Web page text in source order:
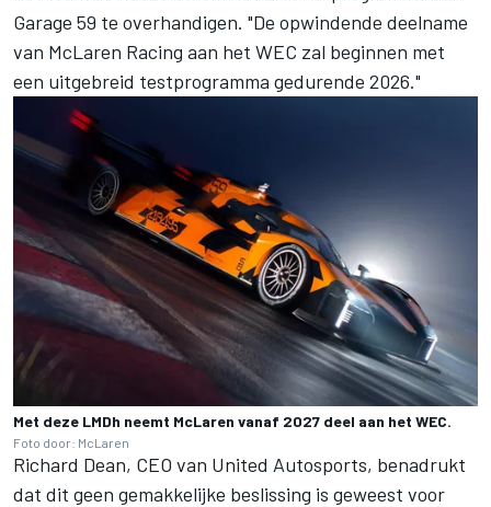
Garage 59 te overhandigen. "De opwindende deelname
van McLaren Racing aan het WEC zal beginnen met
een uitgebreid testprogramma gedurende 2026."
Met deze LMDh neemt McLaren vanaf 2027 deel aan het WEC.
Foto door: McLaren
Richard Dean, CEO van United Autosports, benadrukt
dat dit geen gemakkelijke beslissing is geweest voor